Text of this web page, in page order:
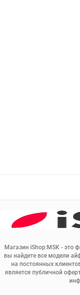
Магазин iShop:MSK - это
вы найдете все модели
на постоянных
является публичной